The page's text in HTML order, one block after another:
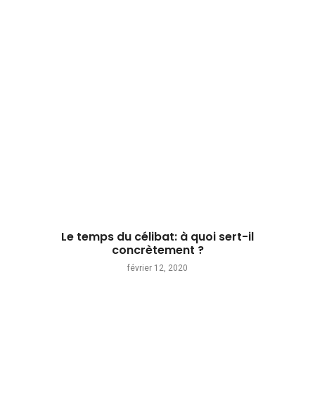
Le temps du célibat: à quoi sert-il
concrètement ?
février 12, 2020